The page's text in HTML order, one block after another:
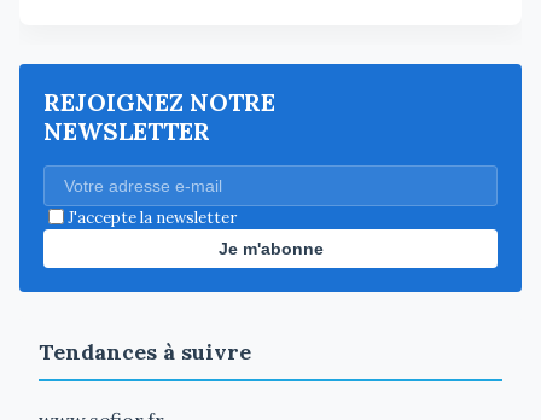
REJOIGNEZ NOTRE
NEWSLETTER
J'accepte la newsletter
Je m'abonne
Tendances à suivre